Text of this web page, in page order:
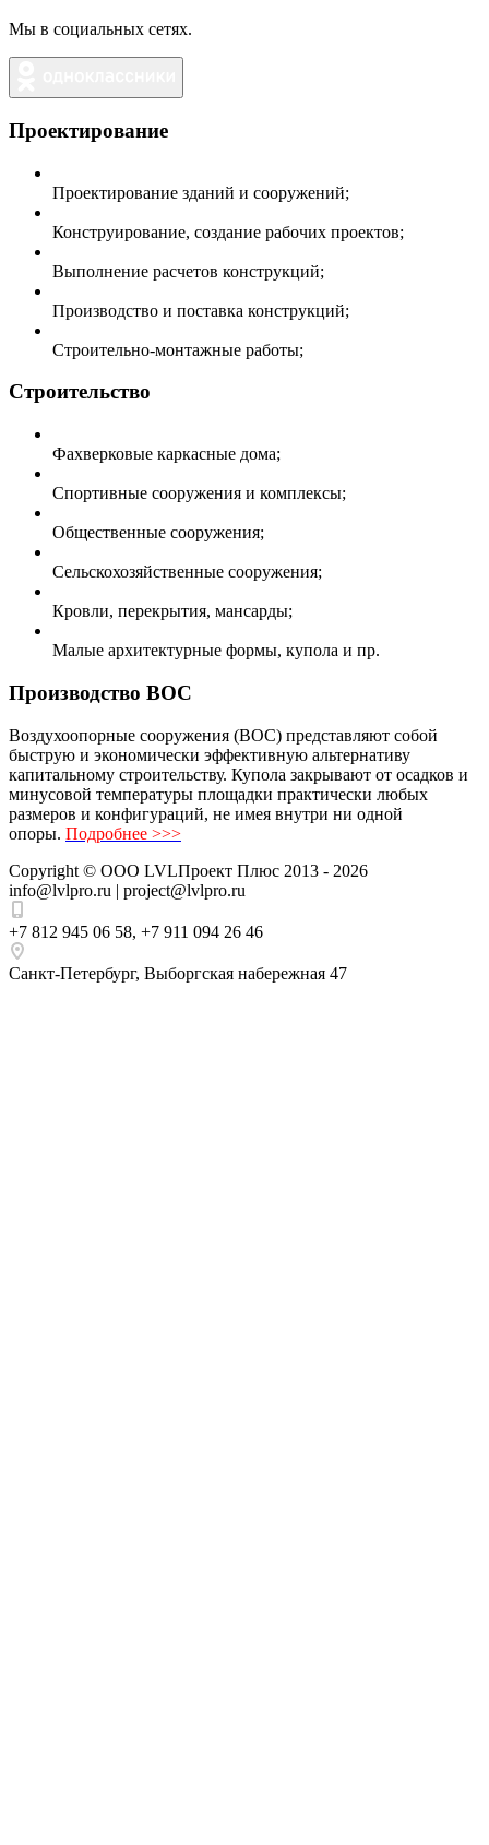
Мы в социальных сетях.
Проектирование
Проектирование зданий и сооружений;
Конструирование, создание рабочих проектов;
Выполнение расчетов конструкций;
Производство и поставка конструкций;
Строительно-монтажные работы;
Строительство
Фахверковые каркасные дома;
Спортивные сооружения и комплексы;
Общественные сооружения;
Сельскохозяйственные сооружения;
Кровли, перекрытия, мансарды;
Малые архитектурные формы, купола и пр.
Производство ВОС
Воздухоопорные сооружения (ВОС) представляют собой
быструю и экономически эффективную альтернативу
капитальному строительству. Купола закрывают от осадков и
минусовой температуры площадки практически любых
размеров и конфигураций, не имея внутри ни одной
опоры. Подробнее >>>
Copyright © ООО LVLПроект Плюс 2013 - 2026
info@lvlpro.ru | project@lvlpro.ru
+7 812 945 06 58, +7 911 094 26 46
Санкт-Петербург, Выборгская набережная 47